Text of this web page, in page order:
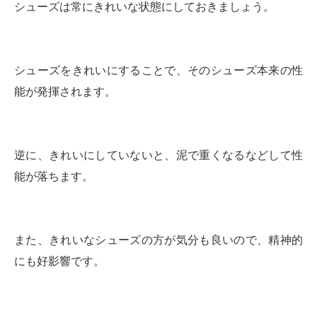
シューズは常にきれいな状態にしておきましょう。
シューズをきれいにすることで、そのシューズ本来の性
能が発揮されます。
逆に、きれいにしていないと、泥で重くなるなどして性
能が落ちます。
また、きれいなシューズの方が気分も良いので、精神的
にも好影響です。